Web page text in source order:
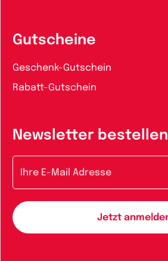
Gutscheine
Geschenk-Gutschein
Rabatt-Gutschein
Newsletter bestellen